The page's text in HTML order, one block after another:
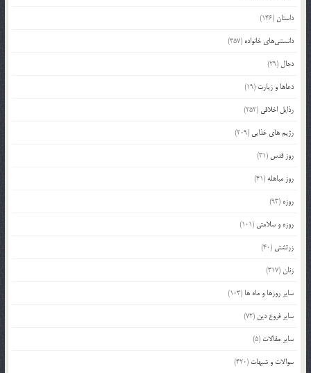
داستان(146)
دانستنی‌های خانواده (357)
دجال (29)
دعاها و زیارت (19)
رذایل اخلاقی (252)
رژیم های غذایی (209)
روز قدس (31)
روز مباهله (41)
روزه (93)
روزه و سلامتی (101)
زرتشتی (40)
زنان(317)
سایر روزها و ماه ها (103)
سایر فروع دین (72)
سایر مقالات (5)
سوالات و شبهات (420)